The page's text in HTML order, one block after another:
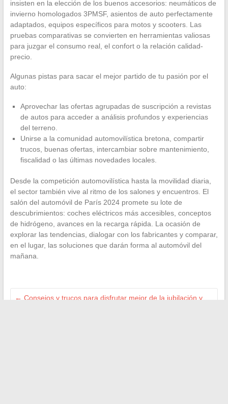
insisten en la elección de los buenos accesorios: neumáticos de
invierno homologados 3PMSF, asientos de auto perfectamente
adaptados, equipos específicos para motos y scooters. Las
pruebas comparativas se convierten en herramientas valiosas
para juzgar el consumo real, el confort o la relación calidad-
precio.
Algunas pistas para sacar el mejor partido de tu pasión por el
auto:
Aprovechar las ofertas agrupadas de suscripción a revistas
de autos para acceder a análisis profundos y experiencias
del terreno.
Unirse a la comunidad automovilística bretona, compartir
trucos, buenas ofertas, intercambiar sobre mantenimiento,
fiscalidad o las últimas novedades locales.
Desde la competición automovilística hasta la movilidad diaria,
el sector también vive al ritmo de los salones y encuentros. El
salón del automóvil de París 2024 promete su lote de
descubrimientos: coches eléctricos más accesibles, conceptos
de hidrógeno, avances en la recarga rápida. La ocasión de
explorar las tendencias, dialogar con los fabricantes y comparar,
en el lugar, las soluciones que darán forma al automóvil del
mañana.
← Consejos y trucos para disfrutar mejor de la jubilación y